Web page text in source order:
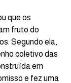
que os
fruto do
Segundo ela,
coletivo das
em
e fez uma